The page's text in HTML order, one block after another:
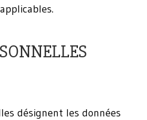
désignent les données